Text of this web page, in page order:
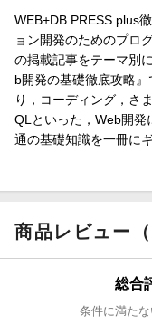
WEB+DB PRESS plus
ョン開発のためのプロ
の掲載記事をテーマ別
b開発の基礎徹底攻略
り，コーディング，さ
QLといった，Web開発
通の基礎知識を一冊に
商品レビュー（
総合
条件に満たな